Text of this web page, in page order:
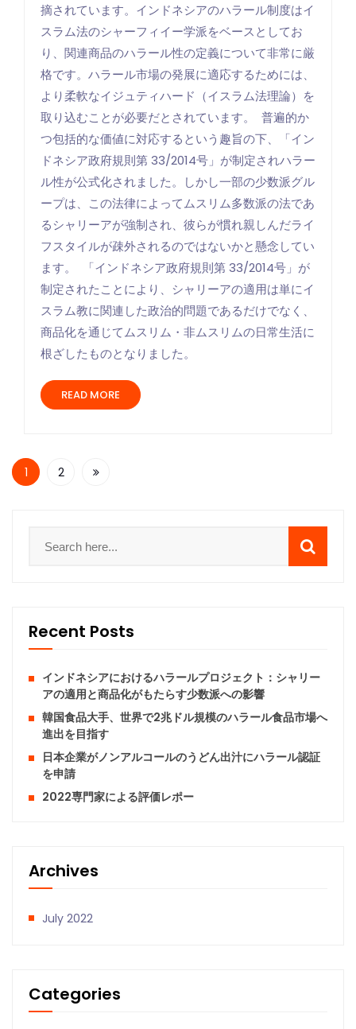
摘されています。インドネシアのハラール制度はイ
スラム法のシャーフィイー学派をベースとしてお
り、関連商品のハラール性の定義について非常に厳
格です。ハラール市場の発展に適応するためには、
より柔軟なイジュティハード（イスラム法理論）を
取り込むことが必要だとされています。 普遍的か
つ包括的な価値に対応するという趣旨の下、「イン
ドネシア政府規則第 33/2014号」が制定されハラー
ル性が公式化されました。しかし一部の少数派グル
ープは、この法律によってムスリム多数派の法であ
るシャリーアが強制され、彼らが慣れ親しんだライ
フスタイルが疎外されるのではないかと懸念してい
ます。 「インドネシア政府規則第 33/2014号」が
制定されたことにより、シャリーアの適用は単にイ
スラム教に関連した政治的問題であるだけでなく、
商品化を通じてムスリム・非ムスリムの日常生活に
根ざしたものとなりました。
READ MORE
1 2
Recent Posts
インドネシアにおけるハラールプロジェクト：シャリー
アの適用と商品化がもたらす少数派への影響
韓国食品大手、世界で2兆ドル規模のハラール食品市場へ
進出を目指す
日本企業がノンアルコールのうどん出汁にハラール認証
を申請
2022専門家による評価レポー
Archives
July 2022
Categories